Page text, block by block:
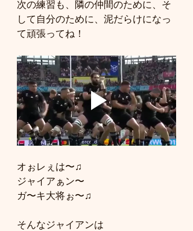
次の練習も、隣の仲間のために、そ
して自分のために、泥だらけになっ
て頑張ってね！
オぉレぇは〜♫
ジャイアぁン〜
ガ〜キ大将ぉ〜♫
そんなジャイアンは